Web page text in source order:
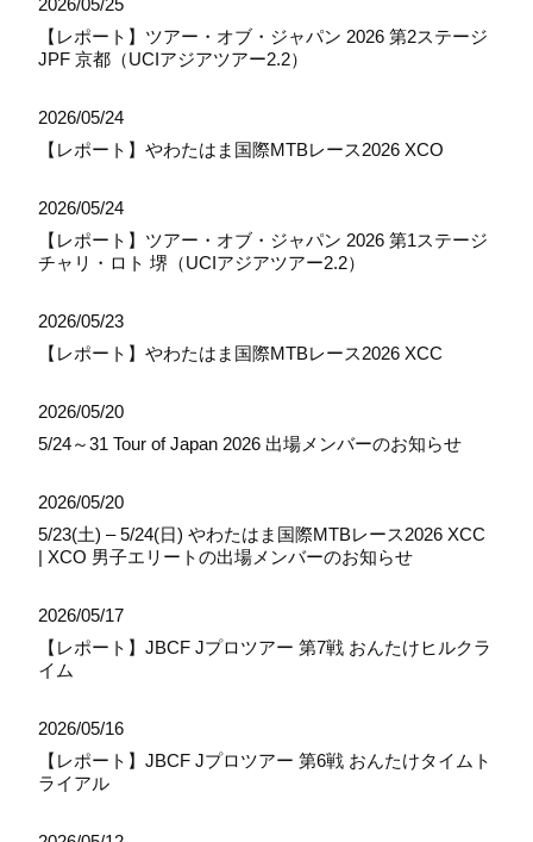
2026/05/25
【レポート】ツアー・オブ・ジャパン 2026 第2ステージ
JPF 京都（UCIアジアツアー2.2）
2026/05/24
【レポート】やわたはま国際MTBレース2026 XCO
2026/05/24
【レポート】ツアー・オブ・ジャパン 2026 第1ステージ
チャリ・ロト 堺（UCIアジアツアー2.2）
2026/05/23
【レポート】やわたはま国際MTBレース2026 XCC
2026/05/20
5/24～31 Tour of Japan 2026 出場メンバーのお知らせ
2026/05/20
5/23(土) – 5/24(日) やわたはま国際MTBレース2026 XCC
| XCO 男子エリートの出場メンバーのお知らせ
2026/05/17
【レポート】JBCF Jプロツアー 第7戦 おんたけヒルクラ
イム
2026/05/16
【レポート】JBCF Jプロツアー 第6戦 おんたけタイムト
ライアル